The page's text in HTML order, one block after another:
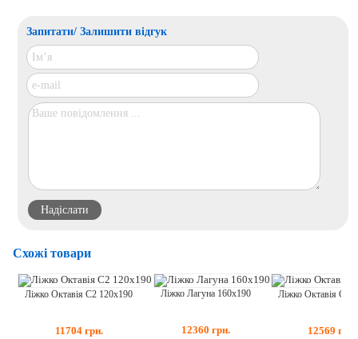
Запитати/ Залишити відгук
Схожі товари
Ліжко Октавія С2 120x190
11704 грн.
Ліжко Лагуна 160x190
12360 грн.
Ліжко Октавія С2
12569 грн.